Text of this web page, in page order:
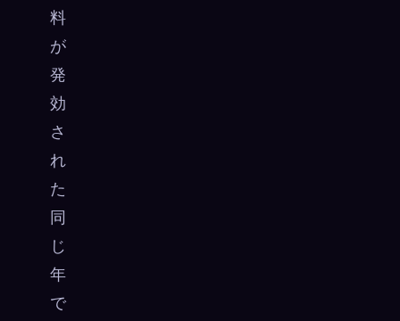
料
が
発
効
さ
れ
た
同
じ
年
で